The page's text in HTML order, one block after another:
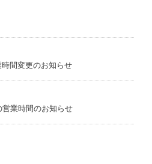
間変更のお知らせ
業時間のお知らせ